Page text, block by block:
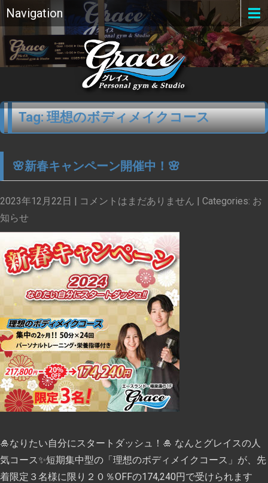
Navigation
Tag: 理想のボディメイクコース
🌸新春キャンペーン開催中！🌸
2023年12月22日 | コメントはまだありません | Categories: お
知らせ
🎍なりたい自分にスタートダッシュ！🎍 なんとグレイスの人
気コース✨短期集中型の「理想のボディメイクコース」が、先
着限定３名様に限り２０％OFFの174,240円で受けられます